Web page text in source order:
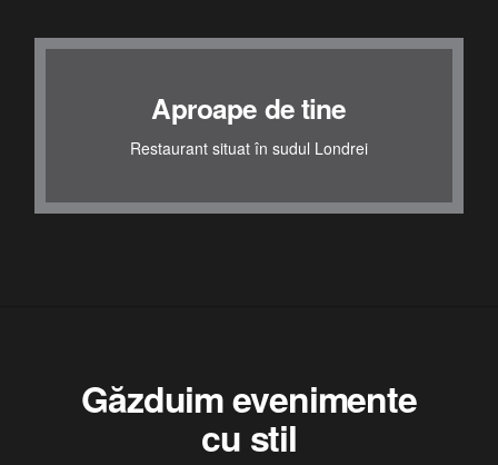
Aproape de tine
Restaurant situat în sudul Londrei
Design unic
Locul perfect, exact ca acasă
Găzduim evenimente
cu stil